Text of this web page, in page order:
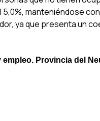
manteniéndose
ya que presenta un
Provincia del